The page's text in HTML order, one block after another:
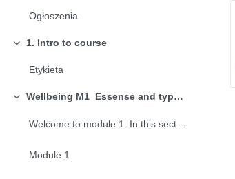
Ogłoszenia
Minimalizuj
1. Intro to course
Etykieta
Minimalizuj Wellbeing M1_Essense and types of wellbeing
Welcome to module 1. In this section I would like ...
Module 1